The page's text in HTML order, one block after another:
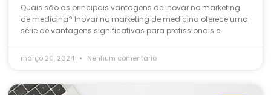
Quais são as principais vantagens de inovar no marketing
de medicina? Inovar no marketing de medicina oferece uma
série de vantagens significativas para profissionais e
março 20, 2024 Nenhum comentário